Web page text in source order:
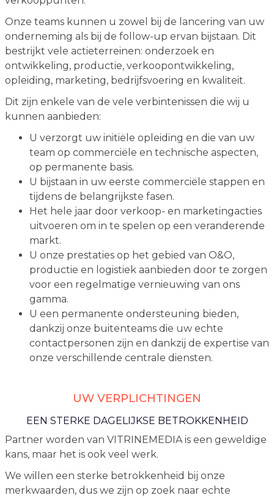
Onze teams kunnen u zowel bij de lancering van uw
onderneming als bij de follow-up ervan bijstaan. Dit
bestrijkt vele actieterreinen: onderzoek en
ontwikkeling, productie, verkoopontwikkeling,
opleiding, marketing, bedrijfsvoering en kwaliteit.
Dit zijn enkele van de vele verbintenissen die wij u
kunnen aanbieden:
U verzorgt uw initiële opleiding en die van uw
team op commerciële en technische aspecten,
op permanente basis.
U bijstaan in uw eerste commerciële stappen en
tijdens de belangrijkste fasen.
Het hele jaar door verkoop- en marketingacties
uitvoeren om in te spelen op een veranderende
markt.
U onze prestaties op het gebied van O&O,
productie en logistiek aanbieden door te zorgen
voor een regelmatige vernieuwing van ons
gamma.
U een permanente ondersteuning bieden,
dankzij onze buitenteams die uw echte
contactpersonen zijn en dankzij de expertise van
onze verschillende centrale diensten.
UW VERPLICHTINGEN
EEN STERKE DAGELIJKSE BETROKKENHEID
Partner worden van VITRINEMEDIA is een geweldige
kans, maar het is ook veel werk.
We willen een sterke betrokkenheid bij onze
merkwaarden, dus we zijn op zoek naar echte